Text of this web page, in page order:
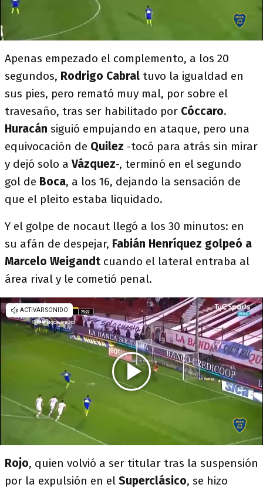
Apenas empezado el complemento, a los 20
segundos, Rodrigo Cabral tuvo la igualdad en
sus pies, pero remató muy mal, por sobre el
travesaño, tras ser habilitado por Cóccaro.
Huracán siguió empujando en ataque, pero una
equivocación de Quilez -tocó para atrás sin mirar
y dejó solo aVázquez-, terminó en el segundo
gol de Boca, a los 16, dejando la sensación de
que el pleito estaba liquidado.
Y el golpe de nocaut llegó a los 30 minutos: en
su afán de despejar, Fabián Henríquez golpeó a
Marcelo Weigandt cuando el lateral entraba al
área rival y le cometió penal.
Rojo, quien volvió a ser titular tras la suspensión
por la expulsión en el Superclásico, se hizo